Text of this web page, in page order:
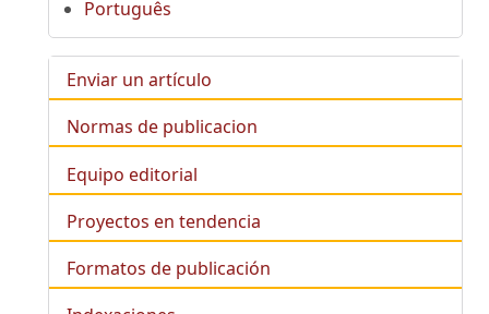
Português
Enviar un artículo
Normas de publicacion
Equipo editorial
Proyectos en tendencia
Formatos de publicación